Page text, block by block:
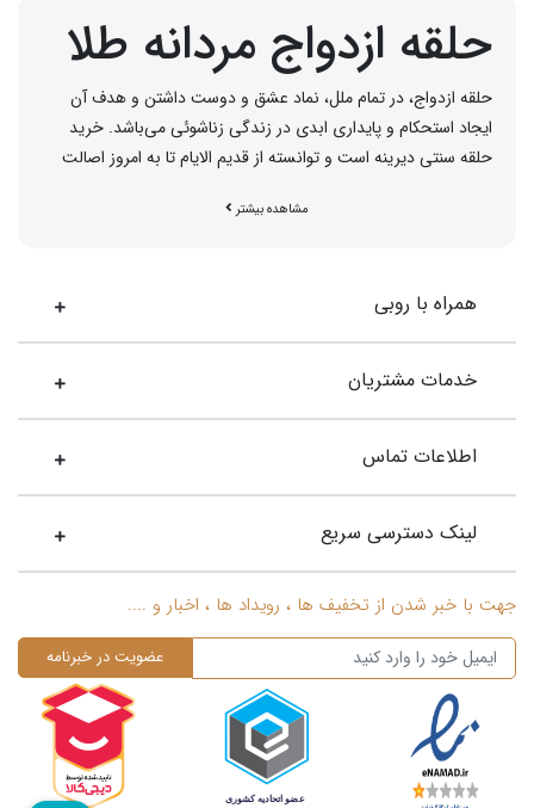
حلقه ازدواج مردانه طلا
حلقه ازدواج، در تمام ملل، نماد عشق و دوست داشتن و هدف آن
ایجاد استحکام و پایداری ابدی در زندگی زناشوئی می‌باشد. خرید
حلقه سنتی دیرینه است و توانسته از قدیم الایام تا به امروز اصالت
پلاتین، نقره و ... ساخته می‌شود. حلقه ازدواج مردانه، در اشکال ساده،
حلقه عقد مردانه
پیدا کردن حلقه عقد مردانه چندان آسان نیست. این روزها در بازار
شکل‌های متفاوتی را می‌توان پیدا کرد که تصمیم‌گیری برای انتخاب
یکی از آن‌ها سخت است. به ویژه در این زمانه که انگشترها در
جنس‌های مختلفی عرضه می‌شوند و فقط به طلا، پلاتین و نقره
کنید که اتفاقا طراحی‌های بسیار جذابی هم دارند. بنابراین بهتر است
سراغ حلقه‎‌ای بروید که با شخصیت و سبک زندگی شما همخوانی
کامل داشته باشند.
خرید حلقه ازدواج مردانه
از آنجا که حلقه ازدواج همیشه و در تمام طول سال‌های زندگی در
دست خواهد بود. بهتر است در هنگام خرید حلقه ازدواج مردانه به
سراغ گزینه‌ای بروید که قابلیت ترمیم و تغییر سایز داشته باشد.
انگشتری که از فلزات غیر از طلا و پلاتین ساخته شده را نمی‌توان بزرگ
مشاهده بیشتر
همراه با روبی
خدمات مشتریان
اطلاعات تماس
لینک دسترسی سریع
جهت با خبر شدن از تخفیف ها ، رویداد ها ، اخبار و ....